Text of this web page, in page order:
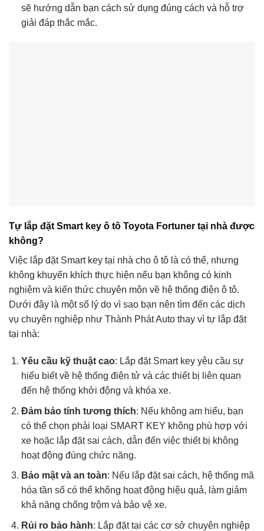
sẽ hướng dẫn bạn cách sử dụng đúng cách và hỗ trợ
giải đáp thắc mắc.
Tự lắp đặt Smart key ô tô Toyota Fortuner tại nhà được
không?
Việc lắp đặt Smart key tại nhà cho ô tô là có thể, nhưng
không khuyến khích thực hiện nếu bạn không có kinh
nghiệm và kiến thức chuyên môn về hệ thống điện ô tô.
Dưới đây là một số lý do vì sao bạn nên tìm đến các dịch
vụ chuyên nghiệp như Thành Phát Auto thay vì tự lắp đặt
tại nhà:
Yêu cầu kỹ thuật cao: Lắp đặt Smart key yêu cầu sự
hiểu biết về hệ thống điện tử và các thiết bị liên quan
đến hệ thống khởi động và khóa xe.
Đảm bảo tính tương thích: Nếu không am hiểu, bạn
có thể chọn phải loại SMART KEY không phù hợp với
xe hoặc lắp đặt sai cách, dẫn đến việc thiết bị không
hoạt động đúng chức năng.
Bảo mật và an toàn: Nếu lắp đặt sai cách, hệ thống mã
hóa tần số có thể không hoạt động hiệu quả, làm giảm
khả năng chống trộm và bảo vệ xe.
Rủi ro bảo hành: Lắp đặt tại các cơ sở chuyên nghiệp